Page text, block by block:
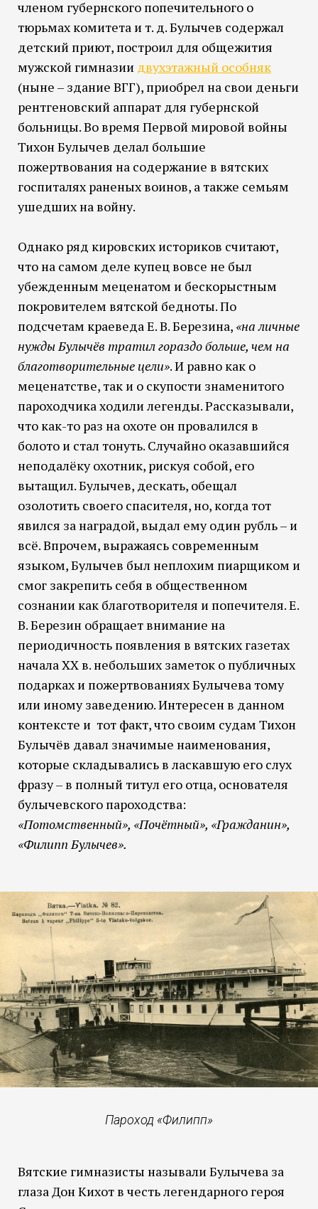
членом губернского попечительного о
тюрьмах комитета и т. д. Булычев содержал
детский приют, построил для общежития
мужской гимназии двухэтажный особняк
(ныне – здание ВГГ), приобрел на свои деньги
рентгеновский аппарат для губернской
больницы. Во время Первой мировой войны
Тихон Булычев делал большие
пожертвования на содержание в вятских
госпиталях раненых воинов, а также семьям
ушедших на войну.
Однако ряд кировских историков считают,
что на самом деле купец вовсе не был
убежденным меценатом и бескорыстным
покровителем вятской бедноты. По
подсчетам краеведа Е. В. Березина, «на личные
нужды Булычёв тратил гораздо больше, чем на
благотворительные цели». И равно как о
меценатстве, так и о скупости знаменитого
пароходчика ходили легенды. Рассказывали,
что как-то раз на охоте он провалился в
болото и стал тонуть. Случайно оказавшийся
неподалёку охотник, рискуя собой, его
вытащил. Булычев, дескать, обещал
озолотить своего спасителя, но, когда тот
явился за наградой, выдал ему один рубль – и
всё. Впрочем, выражаясь современным
языком, Булычев был неплохим пиарщиком и
смог закрепить себя в общественном
сознании как благотворителя и попечителя. Е.
В. Березин обращает внимание на
периодичность появления в вятских газетах
начала XX в. небольших заметок о публичных
подарках и пожертвованиях Булычева тому
или иному заведению. Интересен в данном
контексте и тот факт, что своим судам Тихон
Булычёв давал значимые наименования,
которые складывались в ласкавшую его слух
фразу – в полный титул его отца, основателя
булычевского пароходства:
«Потомственный», «Почётный», «Гражданин»,
«Филипп Булычев».
Пароход «Филипп»
Вятские гимназисты называли Булычева за
глаза Дон Кихот в честь легендарного героя